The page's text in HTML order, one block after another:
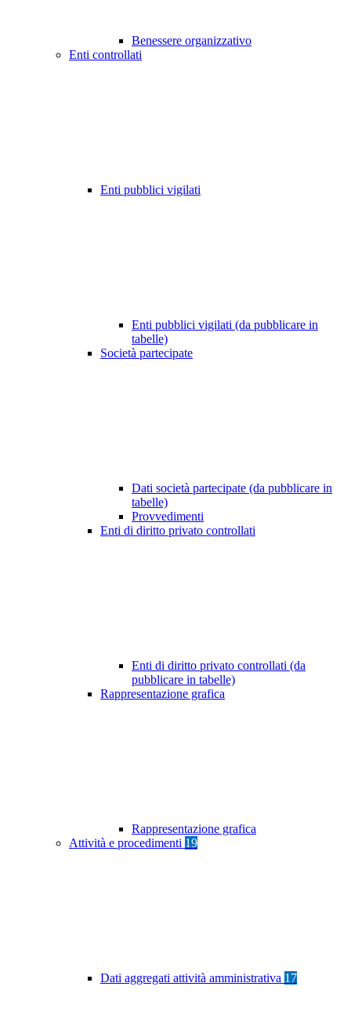
Benessere organizzativo
Enti controllati
Enti pubblici vigilati
Enti pubblici vigilati (da pubblicare in
tabelle)
Società partecipate
Dati società partecipate (da pubblicare in
tabelle)
Provvedimenti
Enti di diritto privato controllati
Enti di diritto privato controllati (da
pubblicare in tabelle)
Rappresentazione grafica
Rappresentazione grafica
Attività e procedimenti 19
Dati aggregati attività amministrativa 17